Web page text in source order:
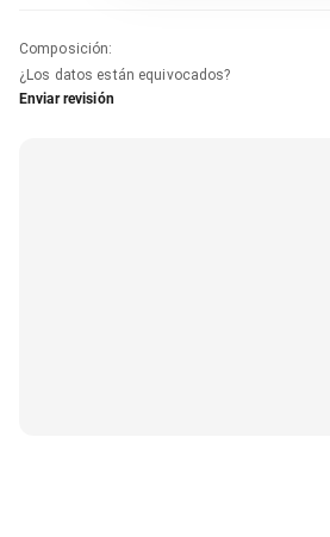
Composición:
¿Los datos están equivocados?
Enviar revisión